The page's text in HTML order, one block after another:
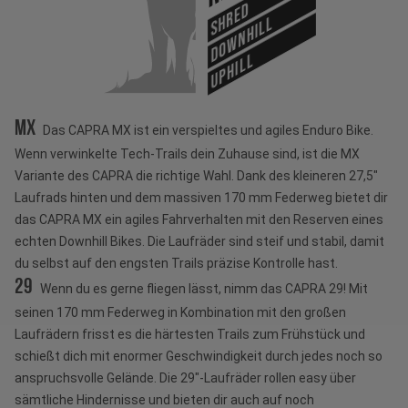
SHRED
DOWNHILL
UPHILL
MX
Das CAPRA MX ist ein verspieltes und agiles Enduro Bike.
Wenn verwinkelte Tech-Trails dein Zuhause sind, ist die MX
Variante des CAPRA die richtige Wahl. Dank des kleineren 27,5"
Laufrads hinten und dem massiven 170 mm Federweg bietet dir
das CAPRA MX ein agiles Fahrverhalten mit den Reserven eines
echten Downhill Bikes. Die Laufräder sind steif und stabil, damit
du selbst auf den engsten Trails präzise Kontrolle hast.
29 Wenn du es gerne fliegen lässt, nimm das CAPRA 29! Mit
seinen 170 mm Federweg in Kombination mit den großen
Laufrädern frisst es die härtesten Trails zum Frühstück und
schießt dich mit enormer Geschwindigkeit durch jedes noch so
anspruchsvolle Gelände. Die 29"-Laufräder rollen easy über
sämtliche Hindernisse und bieten dir auch auf noch